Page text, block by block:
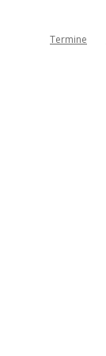
Termine